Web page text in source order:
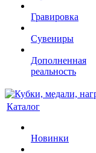
Гравировка
Сувениры
Дополненная
реальность
Каталог
Новинки